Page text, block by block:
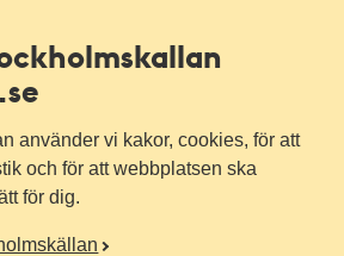
använder vi kakor, cookies, för att
och för att webbplatsen ska
för dig.